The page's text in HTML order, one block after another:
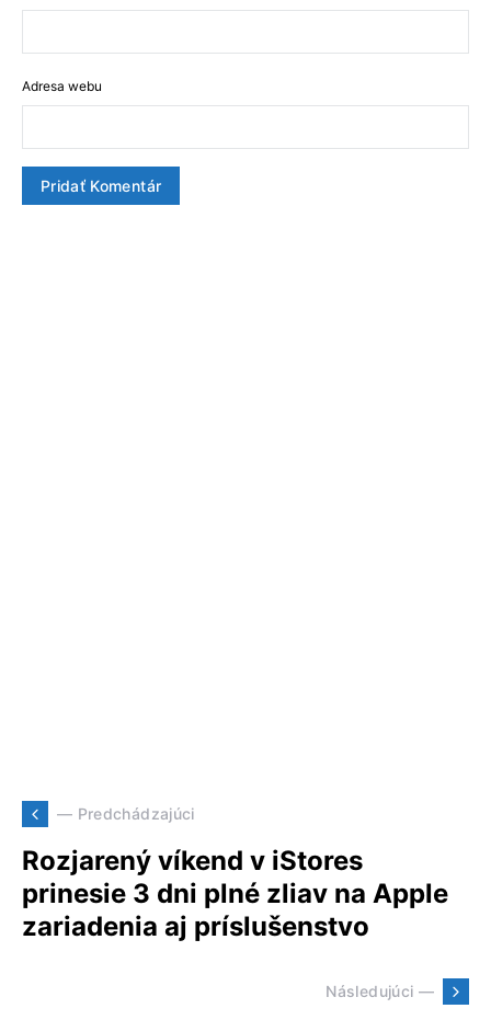
Adresa webu
— Predchádzajúci
Rozjarený víkend v iStores
prinesie 3 dni plné zliav na Apple
zariadenia aj príslušenstvo
Následujúci —